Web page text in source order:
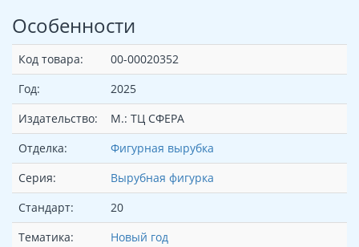
Особенности
Код товара:
00-00020352
Год:
2025
Издательство:
М.: ТЦ СФЕРА
Отделка:
Фигурная вырубка
Серия:
Вырубная фигурка
Стандарт:
20
Тематика:
Новый год